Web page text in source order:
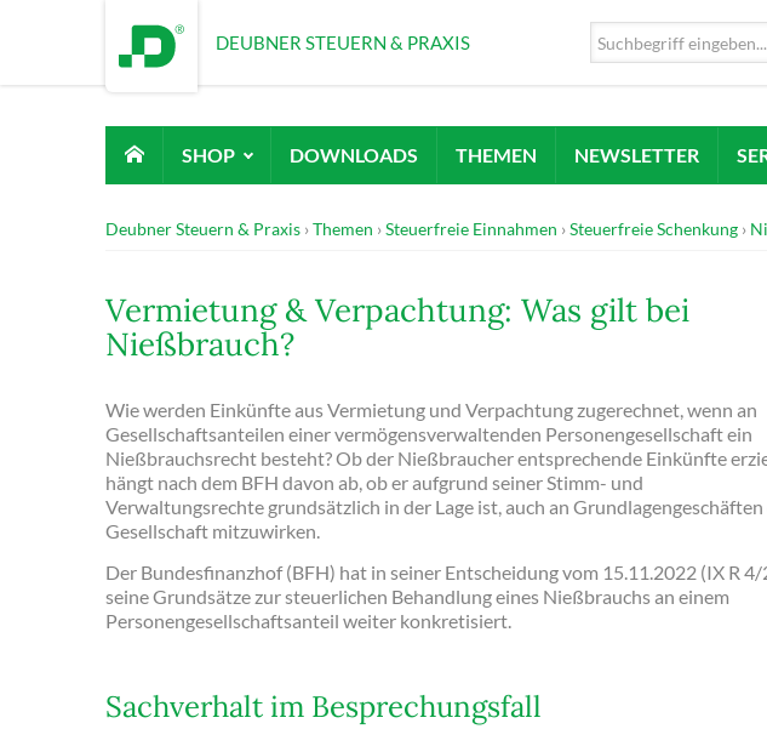
DEUBNER STEUERN & PRAXIS
SHOP DOWNLOADS THEMEN NEWSLETTER
Deubner Steuern & Praxis Themen Steuerfreie Einnahmen Steuerfreie Schenkung
Vermietung & Verpachtung: Was gilt bei
Nießbrauch?
Wie werden Einkünfte aus Vermietung und Verpachtung zugerechnet, wenn an
Gesellschaftsanteilen einer vermögensverwaltenden Personengesellschaft ein
Nießbrauchsrecht besteht? Ob der Nießbraucher entsprechende Einkünfte
hängt nach dem BFH davon ab, ob er aufgrund seiner Stimm- und
Verwaltungsrechte grundsätzlich in der Lage ist, auch an
Gesellschaft mitzuwirken.
Der Bundesfinanzhof (BFH) hat in seiner Entscheidung vom 15.11.2022 (IX R 4/
seine Grundsätze zur steuerlichen Behandlung eines Nießbrauchs an einem
Personengesellschaftsanteil weiter konkretisiert.
Sachverhalt im Besprechungsfall